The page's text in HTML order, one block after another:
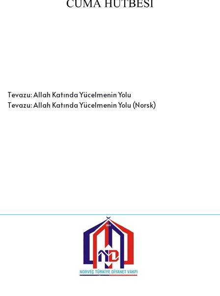
Tevazu: Allah Katında Yücelmenin Yolu
Tevazu: Allah Katında Yücelmenin Yolu (Norsk)